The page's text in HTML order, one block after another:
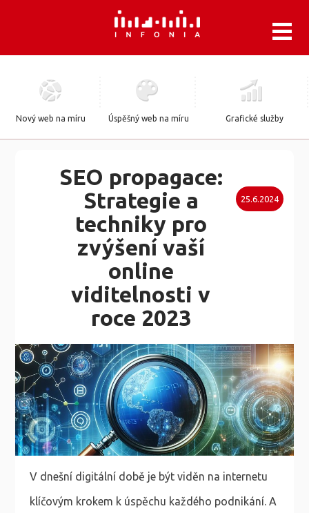
SEO propagace:
Strategie a
techniky pro
zvýšení vaší
online
viditelnosti v
roce 2023
25.6.2024
V dnešní digitální době je být viděn na internetu
klíčovým krokem k úspěchu každého podnikání. A
Nový web na míru Úspěšný web na míru Grafické služby